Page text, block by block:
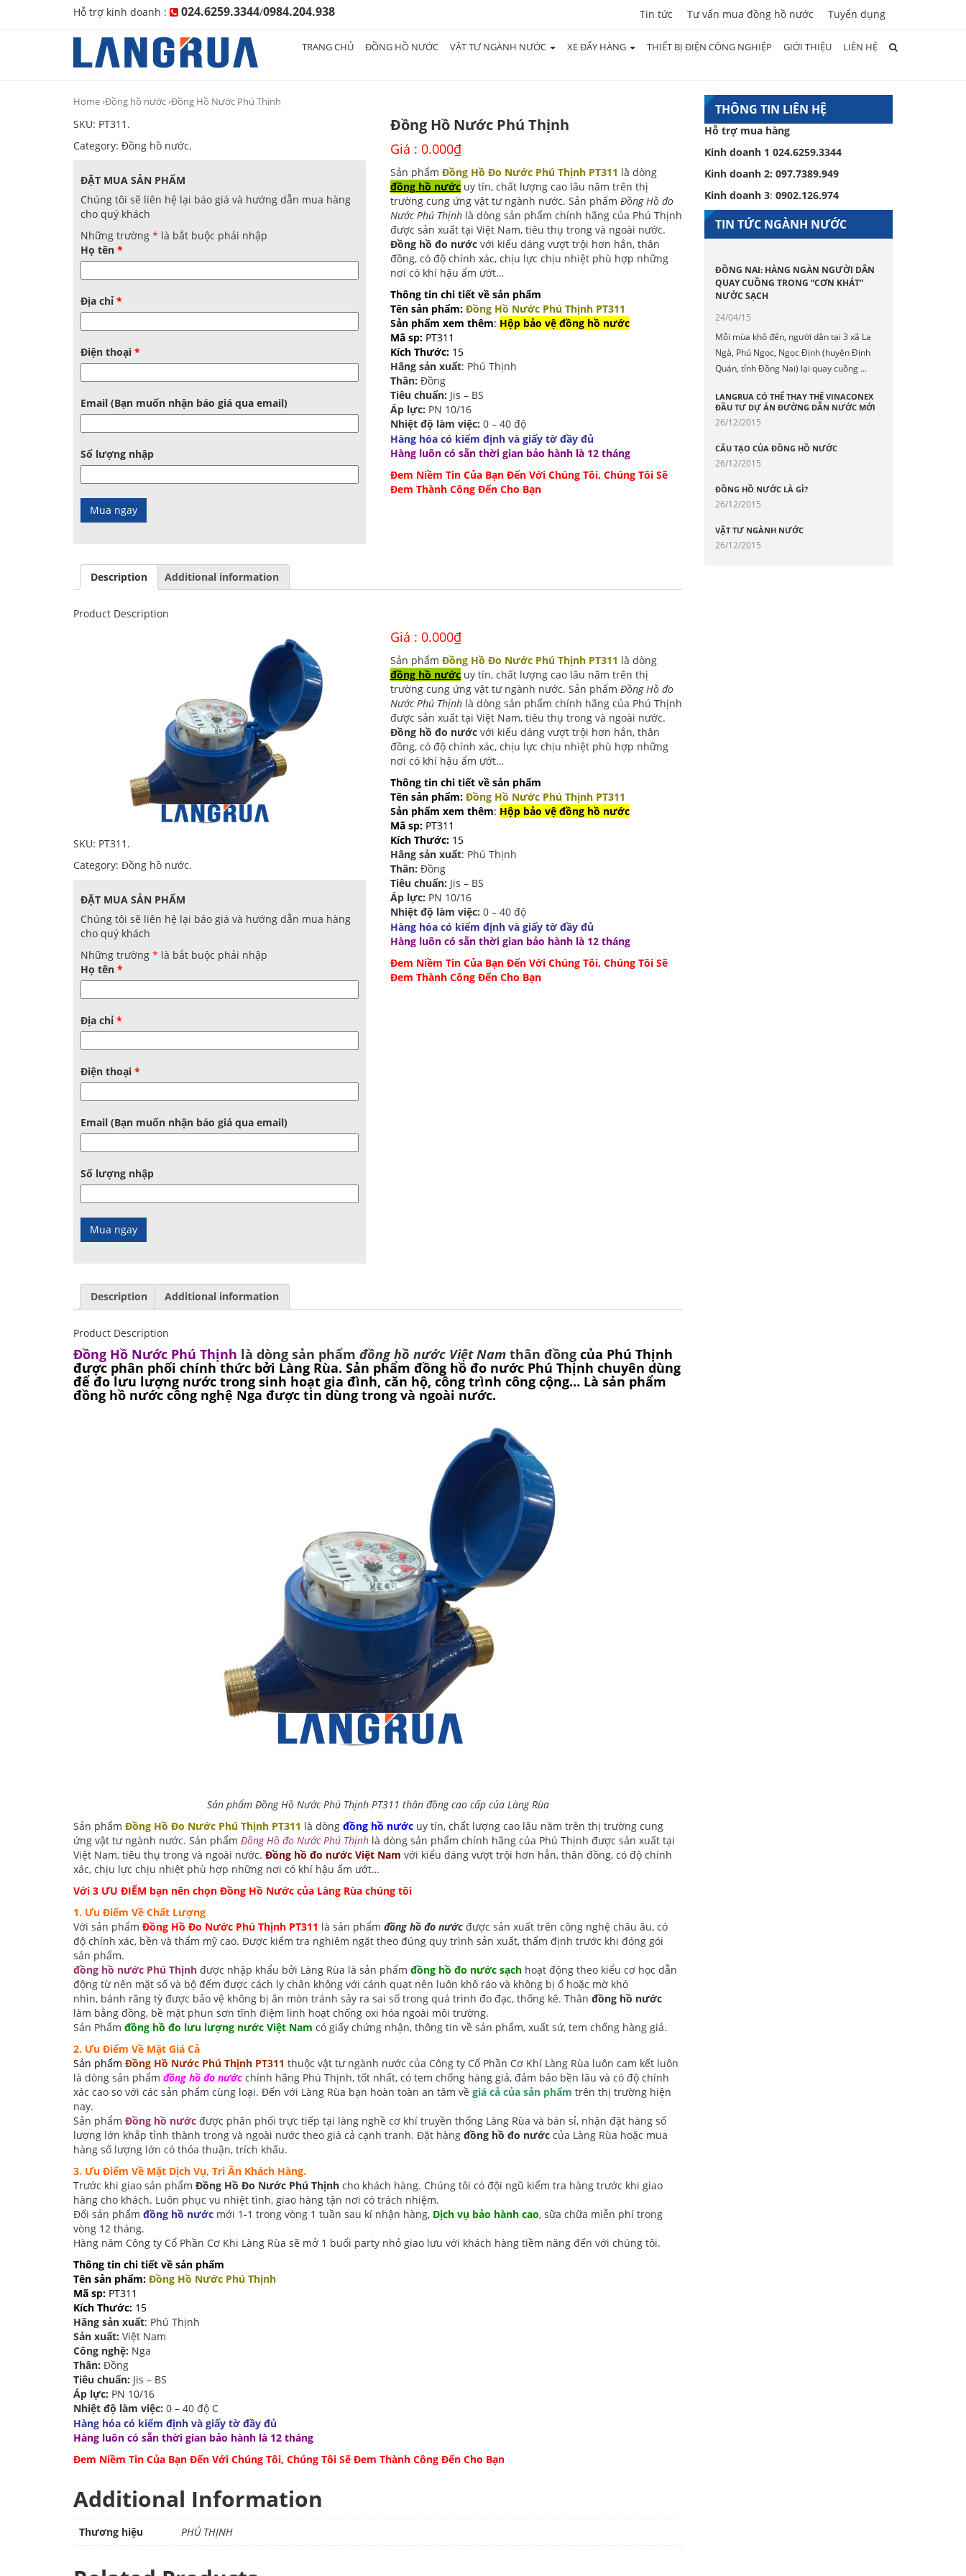
Hỗ trợ kinh doanh : 024.6259.3344/0984.204.938 Tin tức Tư vấn mua đồng hồ nước Tuyển dụng
TRANG CHỦ ĐỒNG HỒ NƯỚC VẬT TƯ NGÀNH NƯỚC XE ĐẨY HÀNG THIẾT BỊ ĐIỆN CÔNG NGHIỆP GIỚI THIỆU LIÊN HỆ
Home›Đồng hồ nước›Đồng Hồ Nước Phú Thịnh
SKU: PT311 .
Category: Đồng hồ nước.
ĐẶT MUA SẢN PHẨM
Chúng tôi sẽ liên hệ lại báo giá và hướng dẫn mua hàng
cho quý khách
Những trường * là bắt buộc phải nhập
Họ tên *
Địa chỉ *
Điện thoại *
Email (Bạn muốn nhận báo giá qua email)
Số lượng nhập
Đồng Hồ Nước Phú Thịnh
Giá : 0.000₫
Sản phẩm Đồng Hồ Đo Nước Phú Thịnh PT311 là dòng
đồng hồ nướcuy tín, chất lượng cao lâu năm trên thị
trường cung ứng vật tư ngành nước. Sản phẩm Đồng Hồ đo
Nước Phú Thịnhlà dòng sản phẩm chính hãng của Phú Thịnh
được sản xuất tại Việt Nam, tiêu thụ trong và ngoài nước.
Đồng hồ đo nướcvới kiểu dáng vượt trội hơn hẳn, thân
đồng, có độ chính xác, chịu lực chịu nhiệt phù hợp những
nơi có khí hậu ẩm ướt…
Thông tin chi tiết về sản phẩm
Tên sản phẩm: Đồng Hồ Nước Phú Thịnh PT311
Sản phẩm xem thêm: Hộp bảo vệ đồng hồ nước
Mã sp: PT311
Kích Thước: 15
Hãng sản xuất: Phú Thịnh
Thân: Đồng
Tiêu chuẩn: Jis – BS
Áp lực: PN 10/16
Nhiệt độ làm việc: 0 – 40 độ
Hàng hóa có kiểm định và giấy tờ đầy đủ
Hàng luôn có sẵn thời gian bảo hành là 12 tháng
Đem Niềm Tin Của Bạn Đến Với Chúng Tôi, Chúng Tôi Sẽ
Đem Thành Công Đến Cho Bạn
Description Additional information
Product Description
SKU: PT311 .
Category: Đồng hồ nước.
ĐẶT MUA SẢN PHẨM
Chúng tôi sẽ liên hệ lại báo giá và hướng dẫn mua hàng
cho quý khách
Những trường * là bắt buộc phải nhập
Họ tên *
Địa chỉ *
Điện thoại *
Email (Bạn muốn nhận báo giá qua email)
Số lượng nhập
Giá : 0.000₫
Sản phẩm Đồng Hồ Đo Nước Phú Thịnh PT311 là dòng
đồng hồ nướcuy tín, chất lượng cao lâu năm trên thị
trường cung ứng vật tư ngành nước. Sản phẩm Đồng Hồ đo
Nước Phú Thịnhlà dòng sản phẩm chính hãng của Phú Thịnh
được sản xuất tại Việt Nam, tiêu thụ trong và ngoài nước.
Đồng hồ đo nướcvới kiểu dáng vượt trội hơn hẳn, thân
đồng, có độ chính xác, chịu lực chịu nhiệt phù hợp những
nơi có khí hậu ẩm ướt…
Thông tin chi tiết về sản phẩm
Tên sản phẩm: Đồng Hồ Nước Phú Thịnh PT311
Sản phẩm xem thêm: Hộp bảo vệ đồng hồ nước
Mã sp: PT311
Kích Thước: 15
Hãng sản xuất: Phú Thịnh
Thân: Đồng
Tiêu chuẩn: Jis – BS
Áp lực: PN 10/16
Nhiệt độ làm việc: 0 – 40 độ
Hàng hóa có kiểm định và giấy tờ đầy đủ
Hàng luôn có sẵn thời gian bảo hành là 12 tháng
Đem Niềm Tin Của Bạn Đến Với Chúng Tôi, Chúng Tôi Sẽ
Đem Thành Công Đến Cho Bạn
Description Additional information
Product Description
Đồng Hồ Nước Phú Thịnh là dòng sản phẩm đồng hồ nước Việt Nam thân đồng của Phú Thịnh
được phân phối chính thức bởi Làng Rùa. Sản phẩm đồng hồ đo nước Phú Thịnh chuyên dùng
để đo lưu lượng nước trong sinh hoạt gia đình, căn hộ, công trình công cộng… Là sản phẩm
đồng hồ nước công nghệ Nga được tin dùng trong và ngoài nước.
Sản phẩm Đồng Hồ Nước Phú Thịnh PT311 thân đồng cao cấp của Làng Rùa
Sản phẩm Đồng Hồ Đo Nước Phú Thịnh PT311 là dòng đồng hồ nước uy tín, chất lượng cao lâu năm trên thị trường cung
ứng vật tư ngành nước. Sản phẩm Đồng Hồ đo Nước Phú Thịnh là dòng sản phẩm chính hãng của Phú Thịnh được sản xuất tại
Việt Nam, tiêu thụ trong và ngoài nước. Đồng hồ đo nước Việt Nam với kiểu dáng vượt trội hơn hẳn, thân đồng, có độ chính
xác, chịu lực chịu nhiệt phù hợp những nơi có khí hậu ẩm ướt…
Với 3 ƯU ĐIỂM bạn nên chọn Đồng Hồ Nước của Làng Rùa chúng tôi
1. Ưu Điểm Về Chất Lượng
Với sản phẩm Đồng Hồ Đo Nước Phú Thịnh PT311 là sản phẩm đồng hồ đo nước được sản xuất trên công nghệ châu âu, có
độ chính xác, bền và thẩm mỹ cao. Được kiểm tra nghiêm ngặt theo đúng quy trình sản xuất, thẩm định trước khi đóng gói
sản phẩm.
đồng hồ nước Phú Thịnh được nhập khẩu bởi Làng Rùa là sản phẩm đồng hồ đo nước sạch hoạt động theo kiểu cơ học dẫn
động từ nên mặt số và bộ đếm được cách ly chân không với cánh quạt nên luôn khô ráo và không bị ố hoặc mờ khó
nhìn, bánh răng tỳ được bảo vệ không bị ăn mòn tránh sảy ra sai số trong quá trình đo đạc, thống kê. Thân đồng hồ nước
làm bằng đồng, bề mặt phun sơn tĩnh điệm linh hoạt chống oxi hóa ngoài môi trường.
Sản Phẩm đồng hồ đo lưu lượng nước Việt Nam có giấy chứng nhận, thông tin về sản phẩm, xuất sứ, tem chống hàng giả.
2. Ưu Điểm Về Mặt Giá Cả
Sản phẩm Đồng Hồ Nước Phú Thịnh PT311 thuộc vật tư ngành nước của Công ty Cổ Phần Cơ Khí Làng Rùa luôn cam kết luôn
là dòng sản phẩm đồng hồ đo nước chính hãng Phú Thịnh, tốt nhất, có tem chống hàng giả, đảm bảo bền lâu và có độ chính
xác cao so với các sản phẩm cùng loại. Đến với Làng Rùa bạn hoàn toàn an tâm về giá cả của sản phẩm trên thị trường hiện
nay.
Sản phẩm Đồng hồ nước được phân phối trực tiếp tại làng nghề cơ khí truyền thống Làng Rùa và bán sỉ, nhận đặt hàng số
lượng lớn khắp tỉnh thành trong và ngoài nước theo giá cả cạnh tranh. Đặt hàng đồng hồ đo nước của Làng Rùa hoặc mua
hàng số lượng lớn có thỏa thuận, trích khấu.
3. Ưu Điểm Về Mặt Dịch Vụ, Tri Ân Khách Hàng.
Trước khi giao sản phẩm Đồng Hồ Đo Nước Phú Thịnh cho khách hàng. Chúng tôi có đội ngũ kiểm tra hàng trước khi giao
hàng cho khách. Luôn phục vu nhiệt tình, giao hàng tận nơi có trách nhiệm.
Đổi sản phẩm đồng hồ nước mới 1-1 trong vòng 1 tuần sau kí nhận hàng, Dịch vụ bảo hành cao, sữa chữa miễn phí trong
vòng 12 tháng.
Hàng năm Công ty Cổ Phần Cơ Khi Làng Rùa sẽ mở 1 buổi party nhỏ giao lưu với khách hàng tiềm năng đến với chúng tôi.
Thông tin chi tiết về sản phẩm
Tên sản phẩm: Đồng Hồ Nước Phú Thịnh
Mã sp: PT311
Kích Thước: 15
Hãng sản xuất: Phú Thịnh
Sản xuất: Việt Nam
Công nghệ: Nga
Thân: Đồng
Tiêu chuẩn: Jis – BS
Áp lực: PN 10/16
Nhiệt độ làm việc: 0 – 40 độ C
Hàng hóa có kiểm định và giấy tờ đầy đủ
Hàng luôn có sẵn thời gian bảo hành là 12 tháng
Đem Niềm Tin Của Bạn Đến Với Chúng Tôi, Chúng Tôi Sẽ Đem Thành Công Đến Cho Bạn
Additional Information
Thương hiệu PHÚ THỊNH
THÔNG TIN LIÊN HỆ
Hỗ trợ mua hàng
Kinh doanh 1 024.6259.3344
Kinh doanh 2: 097.7389.949
Kinh doanh 3: 0902.126.974
TIN TỨC NGÀNH NƯỚC
ĐỒNG NAI: HÀNG NGÀN NGƯỜI DÂN
QUAY CUỒNG TRONG “CƠN KHÁT”
NƯỚC SẠCH
24/04/15
Mỗi mùa khô đến, người dân tại 3 xã La
Ngà, Phú Ngọc, Ngọc Định (huyện Định
Quán, tỉnh Đồng Nai) lại quay cuồng ...
LANGRUA CÓ THỂ THAY THẾ VINACONEX
ĐẦU TƯ DỰ ÁN ĐƯỜNG DẪN NƯỚC MỚI
26/12/2015
CẤU TẠO CỦA ĐỒNG HỒ NƯỚC
26/12/2015
ĐỒNG HỒ NƯỚC LÀ GÌ?
26/12/2015
VẬT TƯ NGÀNH NƯỚC
26/12/2015